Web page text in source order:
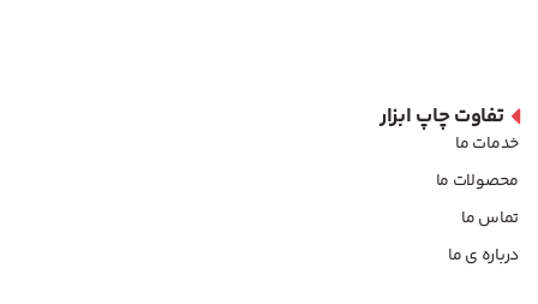
تفاوت چاپ ابزار
خدمات ما
محصولات ما
تماس ما
درباره ی ما